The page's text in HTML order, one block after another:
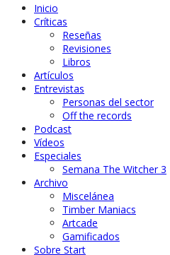
Inicio
Críticas
Reseñas
Revisiones
Libros
Artículos
Entrevistas
Personas del sector
Off the records
Podcast
Vídeos
Especiales
Semana The Witcher 3
Archivo
Miscelánea
Timber Maniacs
Artcade
Gamificados
Sobre Start